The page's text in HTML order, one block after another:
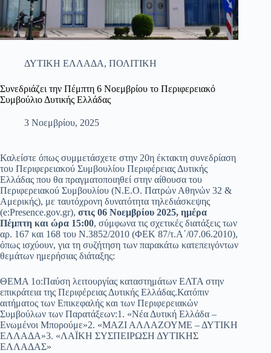
ΔΥΤΙΚΗ ΕΛΛΑΔΑ, ΠΟΛΙΤΙΚΗ
Συνεδριάζει την Πέμπτη 6 Νοεμβρίου το Περιφερειακό
Συμβούλιο Δυτικής Ελλάδας
3 Νοεμβρίου, 2025
Καλείστε όπως συμμετάσχετε στην 20η έκτακτη συνεδρίαση
του Περιφερειακού Συμβουλίου Περιφέρειας Δυτικής
Ελλάδας που θα πραγματοποιηθεί στην αίθουσα του
Περιφερειακού Συμβουλίου (Ν.Ε.Ο. Πατρών Αθηνών 32 &
Αμερικής), με ταυτόχρονη δυνατότητα τηλεδιάσκεψης
(e:Presence.gov.gr), στις 06 Νοεμβρίου 2025, ημέρα
Πέμπτη και ώρα 15:00, σύμφωνα τις σχετικές διατάξεις των
αρ. 167 και 168 του Ν.3852/2010 (ΦΕΚ 87/τ.Α΄/07.06.2010),
όπως ισχύουν, για τη συζήτηση των παρακάτω κατεπειγόντων
θεμάτων ημερήσιας διάταξης:
ΘΕΜΑ 1ο:Παύση λειτουργίας καταστημάτων ΕΛΤΑ στην
επικράτεια της Περιφέρειας Δυτικής Ελλάδας.Κατόπιν
αιτήματος των Επικεφαλής και των Περιφερειακών
Συμβούλων των Παρατάξεων:1. «Νέα Δυτική Ελλάδα –
Ενωμένοι Μπορούμε»2. «ΜΑΖΙ ΑΛΛΑΖΟΥΜΕ – ΔΥΤΙΚΗ
ΕΛΛΑΔΑ»3. «ΛΑΪΚΗ ΣΥΣΠΕΙΡΩΣΗ ΔΥΤΙΚΗΣ
ΕΛΛΑΔΑΣ»